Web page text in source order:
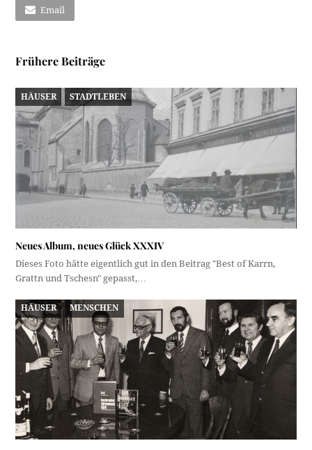
Email
Frühere Beiträge
HÄUSER STADTLEBEN
Neues Album, neues Glück XXXIV
Dieses Foto hätte eigentlich gut in den Beitrag "Best of Karrn,
Grattn und Tschesn" gepasst,…
HÄUSER MENSCHEN